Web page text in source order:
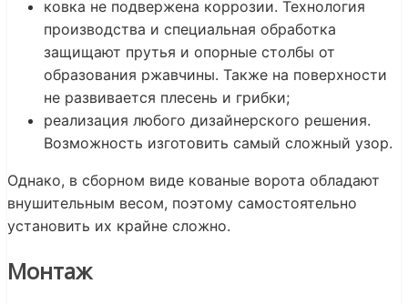
ковка не подвержена коррозии. Технология
производства и специальная обработка
защищают прутья и опорные столбы от
образования ржавчины. Также на поверхности
не развивается плесень и грибки;
реализация любого дизайнерского решения.
Возможность изготовить самый сложный узор.
Однако, в сборном виде кованые ворота обладают
внушительным весом, поэтому самостоятельно
установить их крайне сложно.
Монтаж